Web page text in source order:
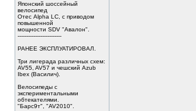
Японский шоссейный
велосипед
Отес Alpha LC, с приводом
повышенной
мощности SDV "Авалон".
-------------------------
РАНЕЕ ЭКСПЛУАТИРОВАЛ.
Три лигерада различных схем:
AV55, AV57 и чешский Azub
Ibex (Василич).
Велосипеды с
экспериментальными
обтекателями.
"Барс9т", "AV2010".